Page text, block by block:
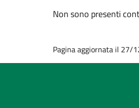
Non sono presenti
Pagina aggiornata il 27/